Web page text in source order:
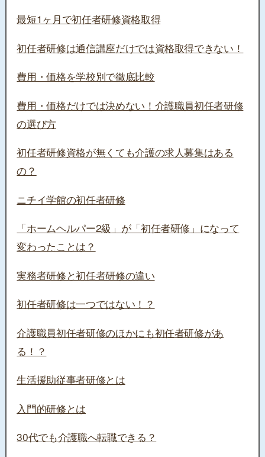
最短1ヶ月で初任者研修資格取得
初任者研修は通信講座だけでは資格取得できない！
費用・価格を学校別で徹底比較
費用・価格だけでは決めない！介護職員初任者研修
の選び方
初任者研修資格が無くても介護の求人募集はある
の？
ニチイ学館の初任者研修
「ホームヘルパー2級」が「初任者研修」になって
変わったことは？
実務者研修と初任者研修の違い
初任者研修は一つではない！？
介護職員初任者研修のほかにも初任者研修があ
る！？
生活援助従事者研修とは
入門的研修とは
30代でも介護職へ転職できる？